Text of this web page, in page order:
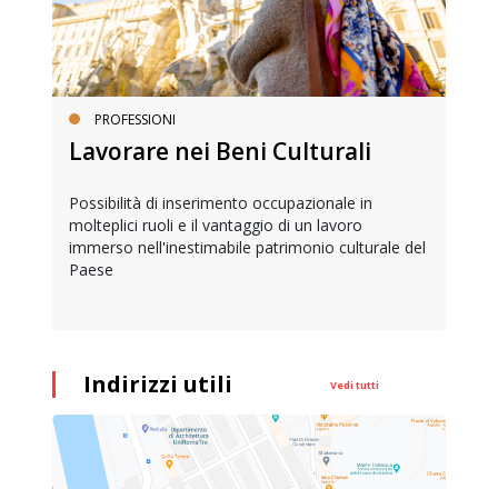
PROFESSIONI
Lavorare nei Beni Culturali
Possibilità di inserimento occupazionale in
molteplici ruoli e il vantaggio di un lavoro
immerso nell'inestimabile patrimonio culturale del
Paese
Indirizzi utili Vedi tutti